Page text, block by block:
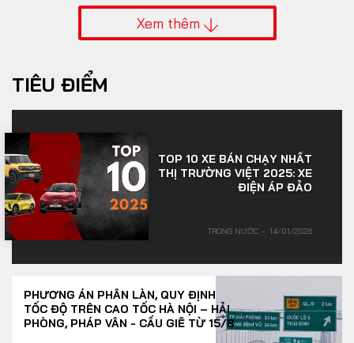
Xem thêm
TIÊU ĐIỂM
TOP 10 XE BÁN CHẠY NHẤT
THỊ TRƯỜNG VIỆT 2025: XE
ĐIỆN ÁP ĐẢO
TRONG NƯỚC 14/01/2026
PHƯƠNG ÁN PHÂN LÀN, QUY ĐỊNH
TỐC ĐỘ TRÊN CAO TỐC HÀ NỘI – HẢI
PHÒNG, PHÁP VÂN - CẦU GIẼ TỪ 15/8